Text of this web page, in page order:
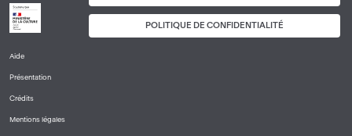
POLITIQUE DE CONFIDENTIALITÉ
DE
PAGE
1
Aide
Présentation
Crédits
Mentions légales